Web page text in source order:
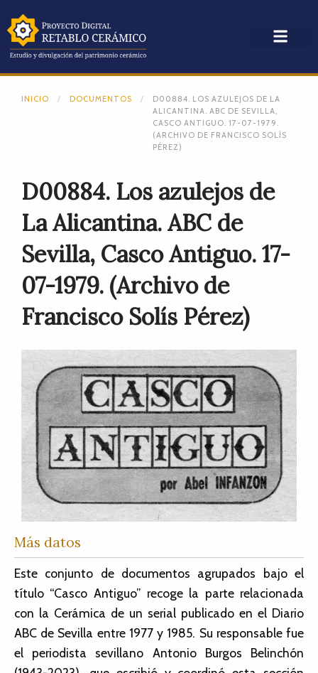
INICIO DOCUMENTOS
D00884. LOS AZULEJOS DE LA
ALICANTINA. ABC DE SEVILLA,
CASCO ANTIGUO. 17-07-1979.
(ARCHIVO DE FRANCISCO SOLÍS
PÉREZ)
D00884. Los azulejos de
La Alicantina. ABC de
Sevilla, Casco Antiguo. 17-
07-1979. (Archivo de
Francisco Solís Pérez)
Más datos
Este conjunto de documentos agrupados bajo el
título “Casco Antiguo” recoge la parte relacionada
con la Cerámica de un serial publicado en el Diario
ABC de Sevilla entre 1977 y 1985. Su responsable fue
el periodista sevillano Antonio Burgos Belinchón